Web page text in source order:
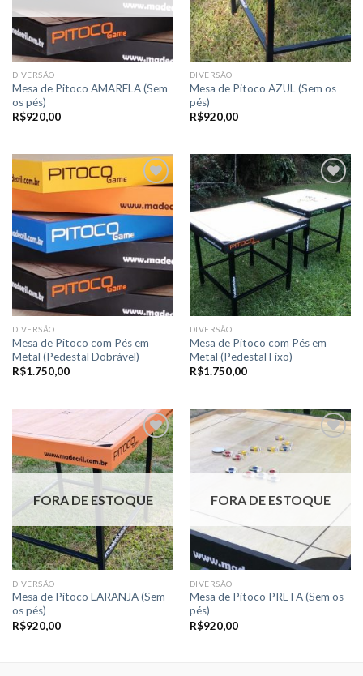
DIVERSÃO
Mesa de Pitoco AMARELA (Sem
os pés)
R$920,00
DIVERSÃO
Mesa de Pitoco AZUL (Sem os
pés)
R$920,00
a lista de
desejos
DIVERSÃO
Mesa de Pitoco com Pés em
Metal (Pedestal Dobrável)
R$1.750,00
Adicionar
a lista de
desejos
DIVERSÃO
Mesa de Pitoco com Pés em
Metal (Pedestal Fixo)
R$1.750,00
desejos
FORA DE ESTOQUE
DIVERSÃO
Mesa de Pitoco LARANJA (Sem
os pés)
R$920,00
desejos
FORA DE ESTOQUE
DIVERSÃO
Mesa de Pitoco PRETA (Sem os
pés)
R$920,00